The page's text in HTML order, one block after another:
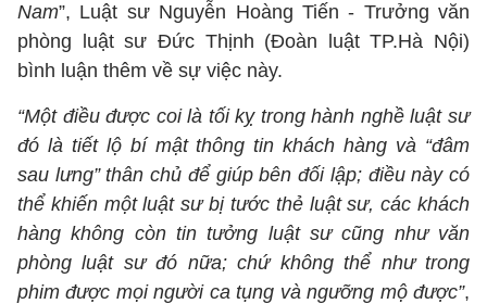
Nam”, Luật sư Nguyễn Hoàng Tiến - Trưởng văn
phòng luật sư Đức Thịnh (Đoàn luật TP.Hà Nội)
bình luận thêm về sự việc này.
“Một điều được coi là tối kỵ trong hành nghề luật sư
đó là tiết lộ bí mật thông tin khách hàng và “đâm
sau lưng” thân chủ để giúp bên đối lập; điều này có
thể khiến một luật sư bị tước thẻ luật sư, các khách
hàng không còn tin tưởng luật sư cũng như văn
phòng luật sư đó nữa; chứ không thể như trong
phim được mọi người ca tụng và ngưỡng mộ được”,